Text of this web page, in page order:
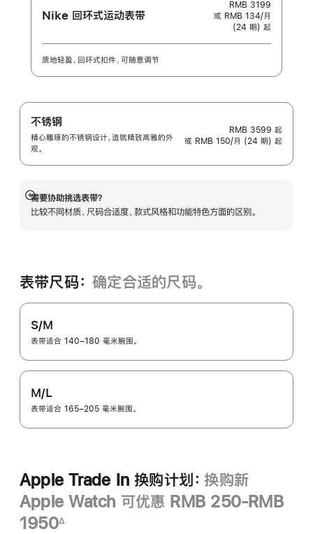
Nike 回环式运动表带
RMB 3199
或 RMB 134/月
(24 期) 起
质地轻盈、回环式扣件、可随意调节
不锈钢
精心雕琢的不锈钢设计，造就精致高雅的外
观。
RMB 3599 起
或 RMB 150/月 (24 期) 起
需要协助挑选表带？
比较不同材质、尺码合适度、款式风格和功能特色方面的区别。
展
开
表带尺码： 确定合适的尺码。
S/M
表带适合 140–180 毫米腕围。
M/L
表带适合 165–205 毫米腕围。
Apple Trade In 换购计划： 换购新
Apple Watch 可优惠 RMB 250-RMB
1950∆